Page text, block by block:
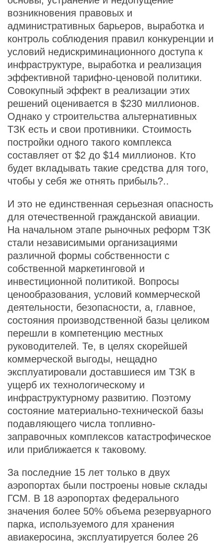
возникновения правовых и
административных барьеров, выработка и
контроль соблюдения правил конкуренции и
условий недискриминационного доступа к
инфраструктуре, выработка и реализация
эффективной тарифно-ценовой политики.
Совокупный эффект в реализации этих
решений оценивается в $230 миллионов.
Однако у строительства альтернативных
ТЗК есть и свои противники. Стоимость
постройки одного такого комплекса
составляет от $2 до $14 миллионов. Кто
будет вкладывать такие средства для того,
чтобы у себя же отнять прибыль?..
И это не единственная серьезная опасность
для отечественной гражданской авиации.
На начальном этапе рыночных реформ ТЗК
стали независимыми организациями
различной формы собственности с
собственной маркетинговой и
инвестиционной политикой. Вопросы
ценообразования, условий коммерческой
деятельности, безопасности, а, главное,
состояния производственной базы целиком
перешли в компетенцию местных
руководителей. Те, в целях скорейшей
коммерческой выгоды, нещадно
эксплуатировали доставшиеся им ТЗК в
ущерб их технологическому и
инфраструктурному развитию. Поэтому
состояние материально-технической базы
подавляющего числа топливно-
заправочных комплексов катастрофическое
или приближается к таковому.
За последние 15 лет только в двух
аэропортах были построены новые склады
ГСМ. В 18 аэропортах федерального
значения более 50% объема резервуарного
парка, используемого для хранения
авиакеросина, эксплуатируется более 26